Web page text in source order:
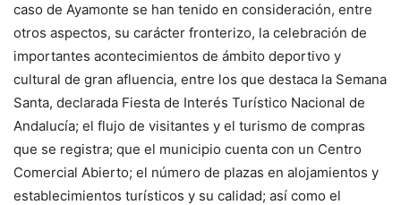
caso de Ayamonte se han tenido en consideración, entre
otros aspectos, su carácter fronterizo, la celebración de
importantes acontecimientos de ámbito deportivo y
cultural de gran afluencia, entre los que destaca la Semana
Santa, declarada Fiesta de Interés Turístico Nacional de
Andalucía; el flujo de visitantes y el turismo de compras
que se registra; que el municipio cuenta con un Centro
Comercial Abierto; el número de plazas en alojamientos y
establecimientos turísticos y su calidad; así como el